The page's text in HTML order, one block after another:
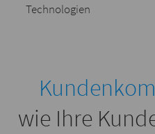
Technologien
wie Ihre